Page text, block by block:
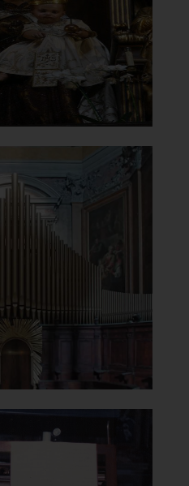
del Carmine
[
ingrandire
Maria del
ingrandire
Maria del